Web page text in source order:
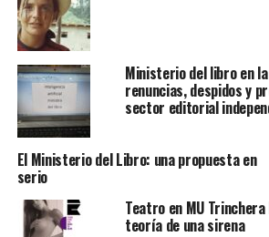
Ministerio del libro en
renuncias, despidos y
sector editorial
El Ministerio del Libro: una propuesta en
serio
Teatro en MU
teoría de una sirena